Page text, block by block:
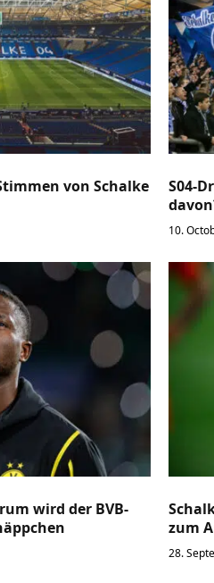
von Schalke
S04-
10.
wird der BVB-
zum
28.